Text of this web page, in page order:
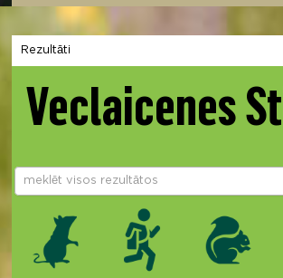
Izvēlies sadaļu
Veclaicenes